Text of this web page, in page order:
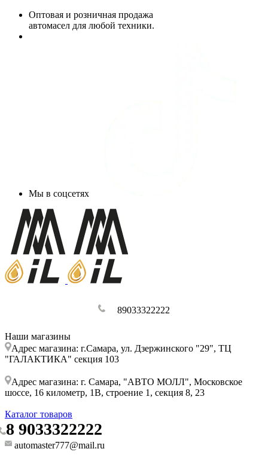
Оптовая и розничная продажа
автомасел для любой техники.
Мы в соцсетях
89033322222
Наши магазины
Адрес магазина: г.Самара, ул. Дзержинского "29", ТЦ
"ГАЛАКТИКА" секция 103
Адрес магазина: г. Самара, "АВТО МОЛЛ", Московское
шоссе, 16 километр, 1В, строение 1, секция 8, 23
Каталог товаров
8 9033322222
automaster777@mail.ru